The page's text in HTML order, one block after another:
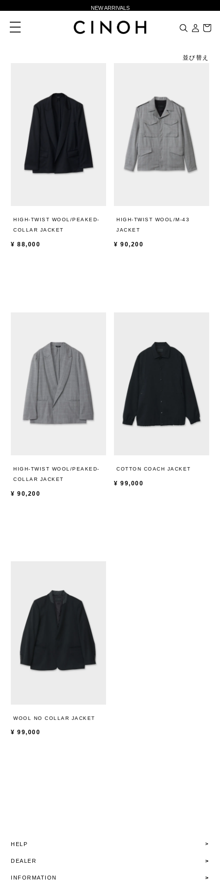
NEW ARRIVALS
新規会員登録500ポイントプレゼント
ニュースレター登録で¥1,000クーポン進呈
toggle
navigation
並び替え
HIGH-TWIST WOOL/PEAKED-
COLLAR JACKET
¥ 88,000
HIGH-TWIST WOOL/M-43
JACKET
¥ 90,200
HIGH-TWIST WOOL/PEAKED-
COLLAR JACKET
¥ 90,200
COTTON COACH JACKET
¥ 99,000
WOOL NO COLLAR JACKET
¥ 99,000
HELP
DEALER
INFORMATION